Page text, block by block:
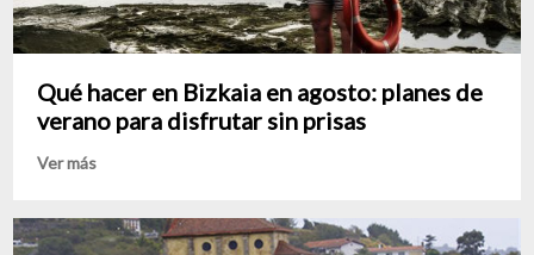
Qué hacer en Bizkaia en agosto: planes de
verano para disfrutar sin prisas
Ver más